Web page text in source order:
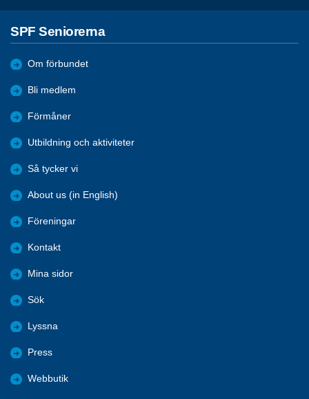
SPF Seniorerna
Om förbundet
Bli medlem
Förmåner
Utbildning och aktiviteter
Så tycker vi
About us (in English)
Föreningar
Kontakt
Mina sidor
Sök
Lyssna
Press
Webbutik